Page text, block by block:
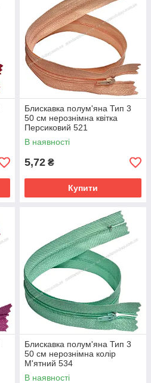
Блискавка полум'яна Тип 3
50 см нерознімна квітка
Персиковий 521
В наявності
5,72 ₴
Купити
Блискавка полум'яна Тип 3
50 см нерознімна колір
М'ятний 534
В наявності